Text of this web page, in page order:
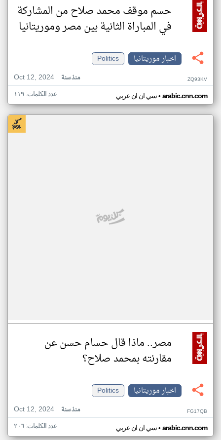
حسم موقف محمد صلاح من المشاركة
في المباراة الثانية بين مصر وموريتانيا
اخبار موريتانيا
Politics
Oct 12, 2024
منذ سنة ZQ93KV
سي ان ان عربي• arabic.cnn.com عدد الكلمات: ١١٩
مصر.. ماذا قال حسام حسن عن
مقارنته بمحمد صلاح؟
اخبار موريتانيا
Politics
Oct 12, 2024
منذ سنة FG17QB
سي ان ان عربي• arabic.cnn.com عدد الكلمات: ٢٠٦